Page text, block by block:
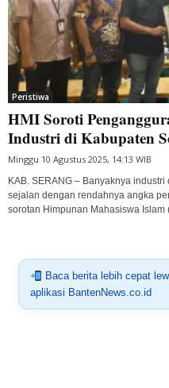
Peristiwa
HMI Soroti
Industri di Kabupaten
Minggu 10 Agustus 2025, 14:13 WIB
KAB. SERANG – Banyaknya
sejalan dengan rendahnya angka
sorotan Himpunan Mahasiswa Islam
Baca berita lebih cepat
aplikasi BantenNews.co.id